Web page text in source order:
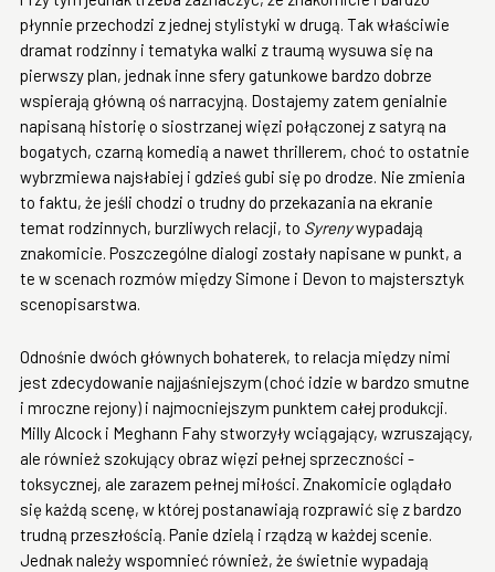
płynnie przechodzi z jednej stylistyki w drugą. Tak właściwie
dramat rodzinny i tematyka walki z traumą wysuwa się na
pierwszy plan, jednak inne sfery gatunkowe bardzo dobrze
wspierają główną oś narracyjną. Dostajemy zatem genialnie
napisaną historię o siostrzanej więzi połączonej z satyrą na
bogatych, czarną komedią a nawet thrillerem, choć to ostatnie
wybrzmiewa najsłabiej i gdzieś gubi się po drodze. Nie zmienia
to faktu, że jeśli chodzi o trudny do przekazania na ekranie
temat rodzinnych, burzliwych relacji, to Syrenywypadają
znakomicie. Poszczególne dialogi zostały napisane w punkt, a
te w scenach rozmów między Simone i Devon to majstersztyk
scenopisarstwa.
Odnośnie dwóch głównych bohaterek, to relacja między nimi
jest zdecydowanie najjaśniejszym (choć idzie w bardzo smutne
i mroczne rejony) i najmocniejszym punktem całej produkcji.
Milly Alcock i Meghann Fahy stworzyły wciągający, wzruszający,
ale również szokujący obraz więzi pełnej sprzeczności -
toksycznej, ale zarazem pełnej miłości. Znakomicie oglądało
się każdą scenę, w której postanawiają rozprawić się z bardzo
trudną przeszłością. Panie dzielą i rządzą w każdej scenie.
Jednak należy wspomnieć również, że świetnie wypadają